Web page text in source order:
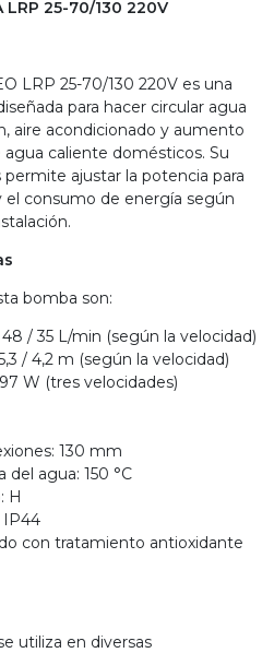
LRP 25-70/130 220V
LRP 25-70/130 220V es una
para hacer circular agua
aire acondicionado y aumento
caliente domésticos. Su
ajustar la potencia para
consumo de energía según
bomba son:
/ 35 L/min (según la velocidad)
/ 4,2 m (según la velocidad)
W (tres velocidades)
130 mm
del agua: 150 °C
H
IP44
con tratamiento antioxidante
utiliza en diversas